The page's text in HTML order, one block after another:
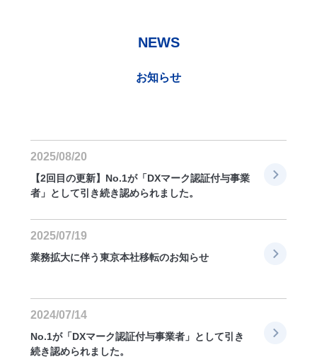
NEWS
お知らせ
2025/08/20
【2回目の更新】No.1が「DXマーク認証付与事業
者」として引き続き認められました。
2025/07/19
業務拡大に伴う東京本社移転のお知らせ
2024/07/14
No.1が「DXマーク認証付与事業者」として引き
続き認められました。